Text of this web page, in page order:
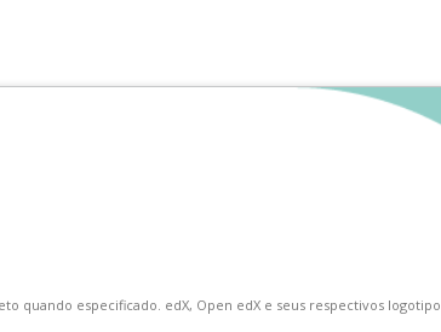
quando especificado. edX, Open edX e seus respectivos